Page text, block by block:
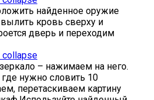
найденное оружие
кровь сверху и
дверь и переходим
collapse
– нажимаем на него.
нужно словить 10
перетаскиваем картину